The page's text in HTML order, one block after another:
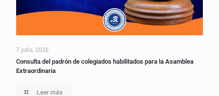
7 julio, 2026
Consulta del padrón de colegiados habilitados para la Asamblea
Extraordinaria
Leer más